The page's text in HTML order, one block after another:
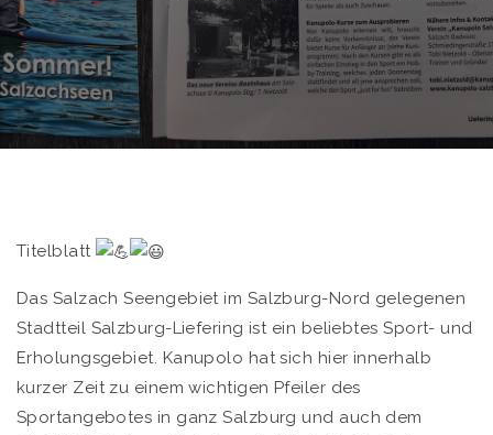
Titelblatt
Das Salzach Seengebiet im Salzburg-Nord gelegenen
Stadtteil Salzburg-Liefering ist ein beliebtes Sport- und
Erholungsgebiet. Kanupolo hat sich hier innerhalb
kurzer Zeit zu einem wichtigen Pfeiler des
Sportangebotes in ganz Salzburg und auch dem